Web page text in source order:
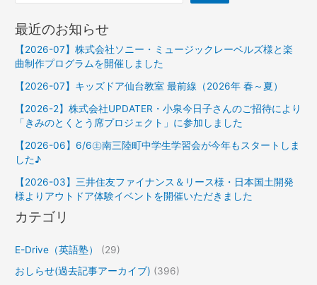
最近のお知らせ
【2026-07】株式会社ソニー・ミュージックレーベルズ様と楽
曲制作プログラムを開催しました
【2026-07】キッズドア仙台教室 最前線（2026年 春～夏）
【2026-2】株式会社UPDATER・小泉今日子さんのご招待により
「きみのとくとう席プロジェクト」に参加しました
【2026-06】6/6㊏南三陸町中学生学習会が今年もスタートしま
した♪
【2026-03】三井住友ファイナンス＆リース様・日本国土開発
様よりアウトドア体験イベントを開催いただきました
カテゴリ
E-Drive（英語塾）
(29)
おしらせ(過去記事アーカイブ) (396)